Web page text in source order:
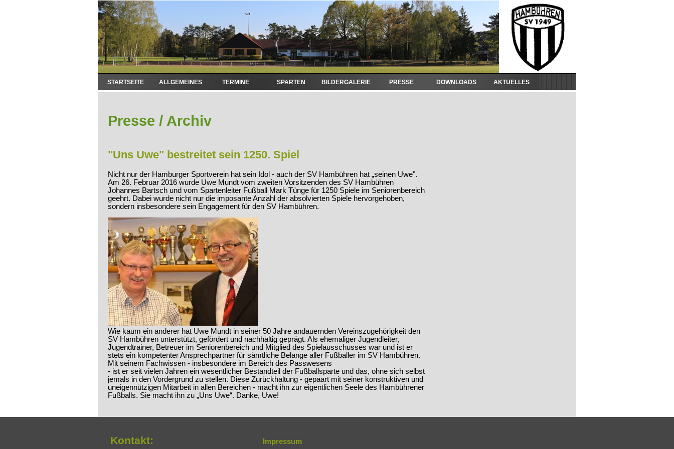
Navigation
überspringen
STARTSEITE ALLGEMEINES TERMINE SPARTEN BILDERGALERIE PRESSE DOWNLOADS AKTUELLES
Presse / Archiv
"Uns Uwe" bestreitet sein 1250. Spiel
Nicht nur der Hamburger Sportverein hat sein Idol - auch der SV Hambühren hat „seinen Uwe".
Am 26. Februar 2016 wurde Uwe Mundt vom zweiten Vorsitzenden des SV Hambühren
Johannes Bartsch und vom Spartenleiter Fußball Mark Tünge für 1250 Spiele im Seniorenbereich
geehrt. Dabei wurde nicht nur die imposante Anzahl der absolvierten Spiele hervorgehoben,
sondern insbesondere sein Engagement für den SV Hambühren.
Wie kaum ein anderer hat Uwe Mundt in seiner 50 Jahre andauernden Vereinszugehörigkeit den
SV Hambühren unterstützt, gefördert und nachhaltig geprägt. Als ehemaliger Jugendleiter,
Jugendtrainer, Betreuer im Seniorenbereich und Mitglied des Spielausschusses war und ist er
stets ein kompetenter Ansprechpartner für sämtliche Belange aller Fußballer im SV Hambühren.
Mit seinem Fachwissen - insbesondere im Bereich des Passwesens
- ist er seit vielen Jahren ein wesentlicher Bestandteil der Fußballsparte und das, ohne sich selbst
jemals in den Vordergrund zu stellen. Diese Zurückhaltung - gepaart mit seiner konstruktiven und
uneigennützigen Mitarbeit in allen Bereichen - macht ihn zur eigentlichen Seele des Hambührener
Fußballs. Sie macht ihn zu „Uns Uwe“. Danke, Uwe!
Kontakt: Impressum